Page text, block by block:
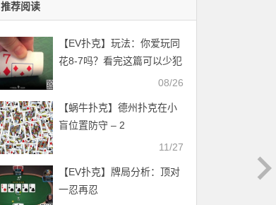
推荐阅读
【EV扑克】玩法：你爱玩同
花8-7吗？看完这篇可以少犯
08/26
【蜗牛扑克】德州扑克在小
盲位置防守 – 2
11/27
【EV扑克】牌局分析：顶对
一忍再忍